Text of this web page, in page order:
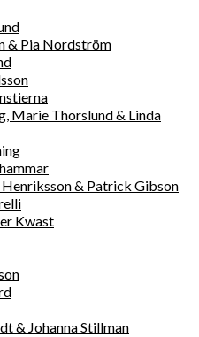
& Pia Nordström
Marie Thorslund & Linda
Henriksson & Patrick Gibson
Kwast
& Johanna Stillman